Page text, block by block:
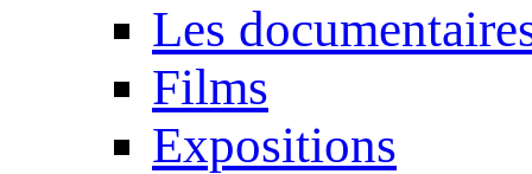
Les
Films
Expositions